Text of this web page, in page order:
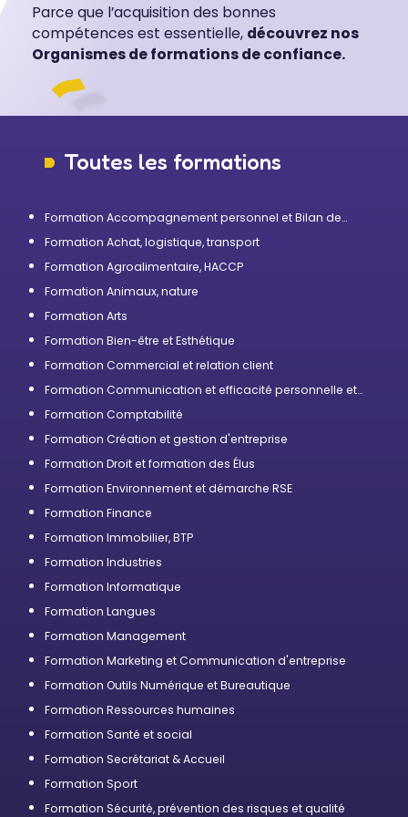
Parce que l’acquisition des bonnes
compétences est essentielle, découvrez nos
Organismes de formations de confiance.
Toutes les formations
Formation Accompagnement personnel et Bilan de
Formation Achat, logistique, transport
Formation Agroalimentaire, HACCP
Formation Animaux, nature
Formation Arts
Formation Bien-être et Esthétique
Formation Commercial et relation client
Formation Communication et efficacité personnelle et
Formation Comptabilité
Formation Création et gestion d'entreprise
Formation Droit et formation des Élus
Formation Environnement et démarche RSE
Formation Finance
Formation Immobilier, BTP
Formation Industries
Formation Informatique
Formation Langues
Formation Management
Formation Marketing et Communication d'entreprise
Formation Outils Numérique et Bureautique
Formation Ressources humaines
Formation Santé et social
Formation Secrétariat & Accueil
Formation Sport
Formation Sécurité, prévention des risques et qualité